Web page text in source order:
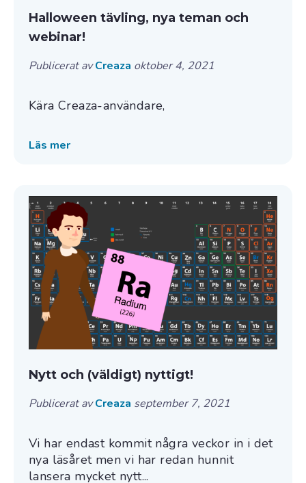
Halloween tävling, nya teman och
webinar!
Publicerat avCreaza oktober 4, 2021
Kära Creaza-användare,
Läs mer
Nytt och (väldigt) nyttigt!
Publicerat avCreaza september 7, 2021
Vi har endast kommit några veckor in i det
nya läsåret men vi har redan hunnit
lansera mycket nytt...